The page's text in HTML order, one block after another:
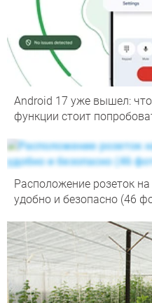
Android 17 уже вышел:
функции стоит
Расположение розеток
удобно и безопасно (46